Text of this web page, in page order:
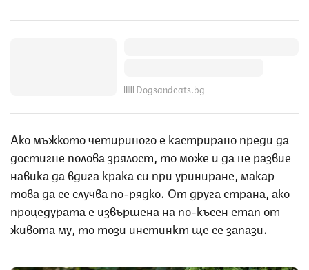
Dogsandcats.bg
Ако мъжкото четириного е кастрирано преди да
достигне полова зрялост, то може и да не развие
навика да вдига крака си при уриниране, макар
това да се случва по-рядко. От друга страна, ако
процедурата е извършена на по-късен етап от
живота му, то този инстинкт ще се запази.